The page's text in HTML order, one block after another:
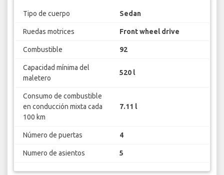
Tipo de cuerpo Sedan
Ruedas motrices Front wheel drive
Combustible 92
Capacidad mínima del
maletero
520 l
Consumo de combustible
en conducción mixta cada
100 km
7.11 l
Número de puertas 4
Numero de asientos 5